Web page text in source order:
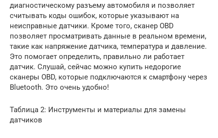
диагностическому разъему автомобиля и позволяет
считывать коды ошибок, которые указывают на
неисправные датчики. Кроме того, сканер OBD
позволяет просматривать данные в реальном времени,
такие как напряжение датчика, температура и давление.
Это помогает определить, правильно ли работает
датчик. Слушай, сейчас можно купить недорогие
сканеры OBD, которые подключаются к смартфону через
Bluetooth. Это очень удобно!
Таблица 2: Инструменты и материалы для замены
датчиков